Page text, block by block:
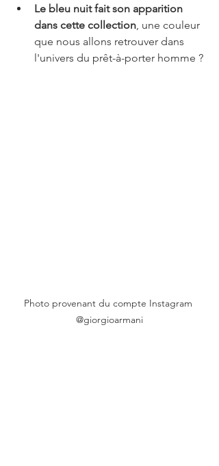
Le bleu nuit fait son apparition
dans cette collection, une couleur
que nous allons retrouver dans
l'univers du prêt-à-porter homme ?
Photo provenant du compte Instagram
@giorgioarmani